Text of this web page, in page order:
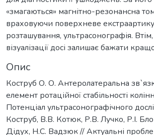
«змагаються» магнітно-резонансна
враховуючи поверхневе
розташування, ультрасонографія. Втім,
візуалізації досі залишає бажати
Опис
Коструб О. О. Антеролатеральна
елемент ротаційної стабільності
Потенціал ультрасонографічного
Коструб, В.В. Котюк, Р.В. Лучко, Р.І.
Дідух, Н.С. Вадзюк // Актуальні